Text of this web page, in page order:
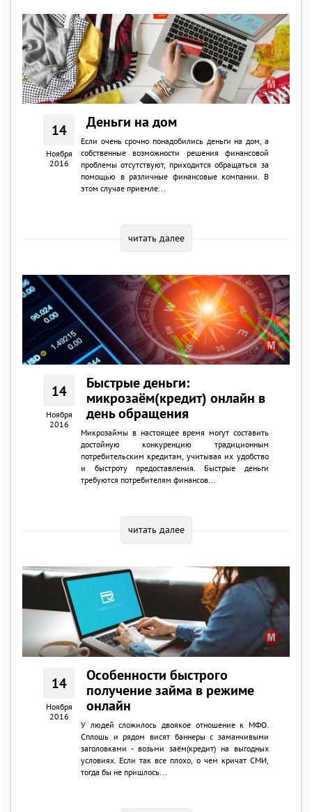
14
Ноября
2016
Деньги на дом
Если очень срочно понадобились деньги на дом, а
собственные возможности решения финансовой
проблемы отсутствуют, приходится обращаться за
помощью в различные финансовые компании. В
этом случае приемле...
читать далее
14
Ноября
2016
Быстрые деньги:
микрозаём(кредит) онлайн в
день обращения
Микрозаймы в настоящее время могут составить
достойную конкуренцию традиционным
потребительским кредитам, учитывая их удобство
и быстроту предоставления. Быстрые деньги
требуются потребителям финансов...
читать далее
14
Ноября
2016
Особенности быстрого
получение займа в режиме
онлайн
У людей сложилось двоякое отношение к МФО.
Сплошь и рядом висят баннеры с заманчивыми
заголовками - возьми заём(кредит) на выгодных
условиях. Если так все плохо, о чем кричат СМИ,
тогда бы не пришлось...